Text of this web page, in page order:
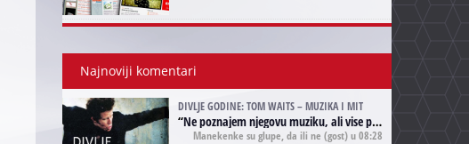
Najnoviji komentari
DIVLJE GODINE: TOM WAITS – MUZIKA I MIT
“Ne poznajem njegovu muziku, ali vise puta nego sto sam to zazeleo gledao sam njegove umjetnicke slike na raznim stranama interneta. Te stoga zakljucujem da je Tom Waits Lady Gaga muzike namrstenih, ma
Manekenke su glupe, da ili ne (gost) u 08:28